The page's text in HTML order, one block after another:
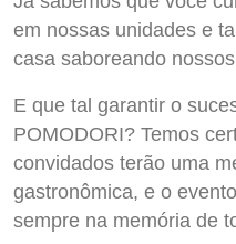
em nossas unidades e
casa saboreando
E que tal garantir o
POMODORI? Temos
convidados terão uma
gastronômica, e o
sempre na memória de